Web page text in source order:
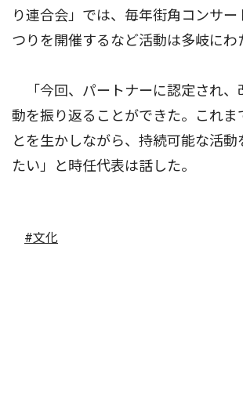
り連合会」では、毎年街角コンサー
つりを開催するなど活動は多岐にわ
「今回、パートナーに認定され、
動を振り返ることができた。これま
とを生かしながら、持続可能な活動
たい」と時任代表は話した。
#文化